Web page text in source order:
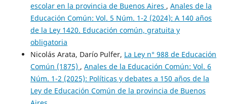
escolar en la provincia de Buenos Aires , Anales de la
Educación Común: Vol. 5 Núm. 1-2 (2024): A 140 años
de la Ley 1420. Educación común, gratuita y
obligatoria
Nicolás Arata, Darío Pulfer, La Ley n° 988 de Educación
Común (1875) , Anales de la Educación Común: Vol. 6
Núm. 1-2 (2025): Políticas y debates a 150 años de la
Ley de Educación Común de la provincia de Buenos